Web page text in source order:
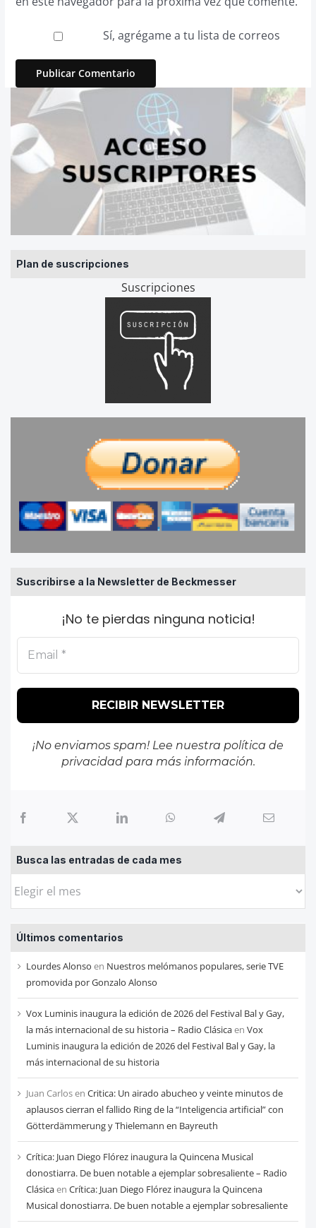
Plan de suscripciones
Suscripciones
Suscribirse a la Newsletter de Beckmesser
¡No te pierdas ninguna noticia!
¡No enviamos spam! Lee nuestra política de
privacidadpara más información.
Busca las entradas de cada mes
Busca
entradas
de
cada
mes
Últimos comentarios
Lourdes Alonso en Nuestros melómanos populares, serie TVE
promovida por Gonzalo Alonso
Vox Luminis inaugura la edición de 2026 del Festival Bal y Gay,
la más internacional de su historia – Radio Clásicaen Vox
Luminis inaugura la edición de 2026 del Festival Bal y Gay, la
más internacional de su historia
Juan Carlosen Critica: Un airado abucheo y veinte minutos de
aplausos cierran el fallido Ring de la “Inteligencia artificial” con
Götterdämmerung y Thielemann en Bayreuth
Crítica: Juan Diego Flórez inaugura la Quincena Musical
donostiarra. De buen notable a ejemplar sobresaliente – Radio
Clásicaen Crítica: Juan Diego Flórez inaugura la Quincena
Musical donostiarra. De buen notable a ejemplar sobresaliente
Sí, agrégame a tu lista de correos